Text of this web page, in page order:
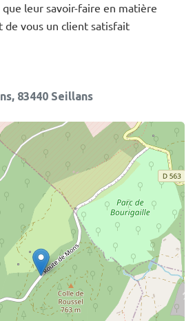
leur savoir-faire en matière
de vous un client satisfait
83440 Seillans